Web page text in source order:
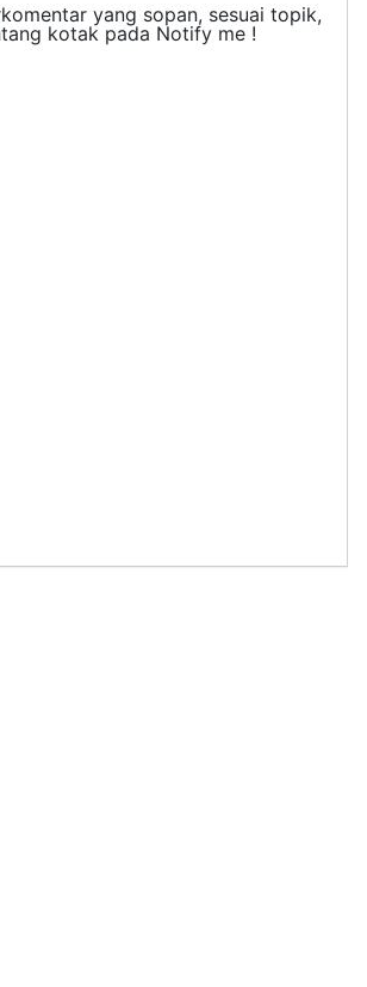
yang sopan, sesuai topik,
kotak pada Notify me !